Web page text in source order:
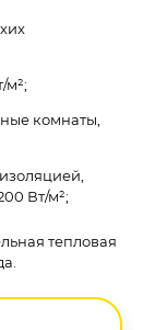
м²;
комнаты,
Вт/м²;
тепловая